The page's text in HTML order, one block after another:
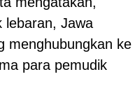
lebaran, Jawa
menghubungkan ke
para pemudik